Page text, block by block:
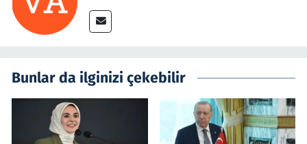
Bunlar da ilginizi çekebilir